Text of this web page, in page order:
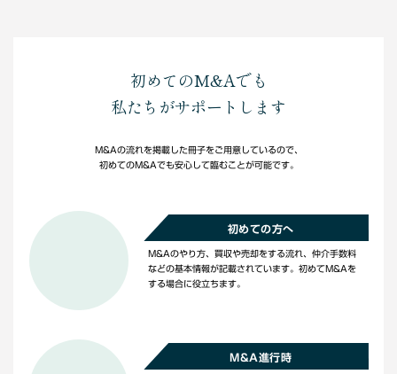
初めてのM&Aでも
私たちがサポートします
M&Aの流れを掲載した冊子をご用意しているので、
初めてのM&Aでも安心して臨むことが可能です。
初めての方へ
M&Aのやり方、買収や売却をする流れ、仲介手数料
などの基本情報が記載されています。初めてM&Aを
する場合に役立ちます。
M&A進行時